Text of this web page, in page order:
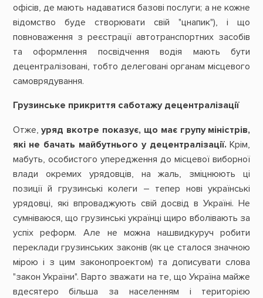
офісів, де мають надаватися базові послуги; а не кожне
відомство буде створювати свій "цнапик"), і що
повноваження з реєстрації автотранспортних засобів
та оформлення посвідчення водія мають бути
децентралізовані, тобто делеговані органам місцевого
самоврядування.
Грузинське прикриття саботажу децентралізації
Отже,уряд вкотре показує, що має групу міністрів,
які не бачать майбутнього у децентралізації. Крім,
мабуть, особистого упередження до місцевої виборної
влади окремих урядовців, на жаль, зміцнюють ці
позиції й грузинські колеги – тепер нові українські
урядовці, які впроваджують свій досвід в Україні. Не
сумніваюся, що грузинські українці щиро вболівають за
успіх реформ. Але не можна нашвидкуруч робити
переклади грузинських законів (як це сталося значною
мірою і з цим законопроектом) та дописувати слова
"закон України". Варто зважати на те, що Україна майже
вдесятеро більша за населенням і територією